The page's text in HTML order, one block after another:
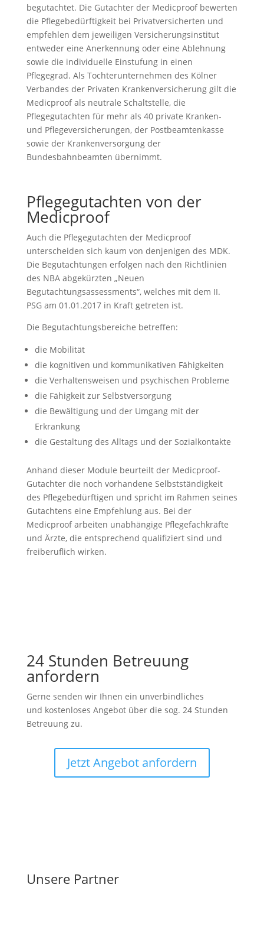
begutachtet. Die Gutachter der Medicproof bewerten
die Pflegebedürftigkeit bei Privatversicherten und
empfehlen dem jeweiligen Versicherungsinstitut
entweder eine Anerkennung oder eine Ablehnung
sowie die individuelle Einstufung in einen
Pflegegrad. Als Tochterunternehmen des Kölner
Verbandes der Privaten Krankenversicherung gilt die
Medicproof als neutrale Schaltstelle, die
Pflegegutachten für mehr als 40 private Kranken-
und Pflegeversicherungen, der Postbeamtenkasse
sowie der Krankenversorgung der
Bundesbahnbeamten übernimmt.
Pflegegutachten von der
Medicproof
Auch die Pflegegutachten der Medicproof
unterscheiden sich kaum von denjenigen des MDK.
Die Begutachtungen erfolgen nach den Richtlinien
des NBA abgekürzten „Neuen
Begutachtungsassessments“, welches mit dem II.
PSG am 01.01.2017 in Kraft getreten ist.
Die Begutachtungsbereiche betreffen:
die Mobilität
die kognitiven und kommunikativen Fähigkeiten
die Verhaltensweisen und psychischen Probleme
die Fähigkeit zur Selbstversorgung
die Bewältigung und der Umgang mit der
Erkrankung
die Gestaltung des Alltags und der Sozialkontakte
Anhand dieser Module beurteilt der Medicproof-
Gutachter die noch vorhandene Selbstständigkeit
des Pflegebedürftigen und spricht im Rahmen seines
Gutachtens eine Empfehlung aus. Bei der
Medicproof arbeiten unabhängige Pflegefachkräfte
und Ärzte, die entsprechend qualifiziert sind und
freiberuflich wirken.
24 Stunden Betreuung
anfordern
Gerne senden wir Ihnen ein unverbindliches
und kostenloses Angebot über die sog. 24 Stunden
Betreuung zu.
Jetzt Angebot anfordern
Unsere Partner